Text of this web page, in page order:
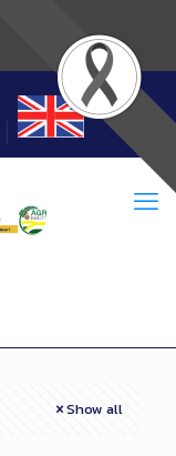
Show all